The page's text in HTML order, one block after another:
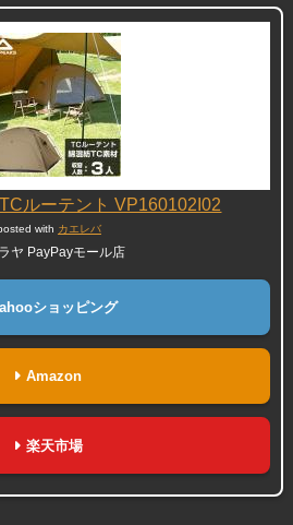
ルーテント VP160102I02
with カエレバ
ヤ PayPayモール店
ショッピング
Amazon
楽天市場